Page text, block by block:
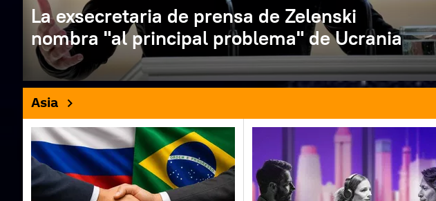
La exsecretaria de prensa de Zelenski
nombra "al principal problema" de Ucrania
Asia